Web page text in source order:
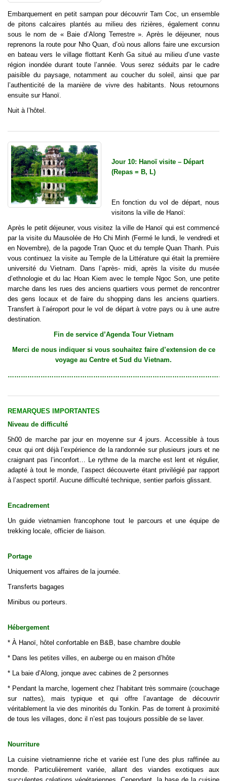
Embarquement en petit sampan pour découvrir Tam Coc, un ensemble
de pitons calcaires plantés au milieu des rizières, également connu
sous le nom de « Baie d’Along Terrestre ». Après le déjeuner, nous
reprenons la route pour Nho Quan, d’où nous allons faire une excursion
en bateau vers le village flottant Kenh Ga situé au milieu d’une vaste
région inondée durant toute l’année. Vous serez séduits par le cadre
paisible du paysage, notamment au coucher du soleil, ainsi que par
l’authenticité de la manière de vivre des habitants. Nous retournons
ensuite sur Hanoï.
Nuit à l’hôtel.
Jour 10: Hanoï visite – Départ
(Repas = B, L)
En fonction du vol de départ, nous
visitons la ville de Hanoï:
Après le petit déjeuner, vous visitez la ville de Hanoï qui est commencé
par la visite du Mausolée de Ho Chi Minh (Fermé le lundi, le vendredi et
en Novembre), de la pagode Tran Quoc et du temple Quan Thanh. Puis
vous continuez la visite au Temple de la Littérature qui était la première
université du Vietnam. Dans l’après- midi, après la visite du musée
d’ethnologie et du lac Hoan Kiem avec le temple Ngoc Son, une petite
marche dans les rues des anciens quartiers vous permet de rencontrer
des gens locaux et de faire du shopping dans les anciens quartiers.
Transfert à l’aéroport pour le vol de départ à votre pays ou à une autre
destination.
Fin de service d’Agenda Tour Vietnam
Merci de nous indiquer si vous souhaitez faire d’extension de ce
voyage au Centre et Sud du Vietnam.
REMARQUES IMPORTANTES
Niveau de difficulté
5h00 de marche par jour en moyenne sur 4 jours. Accessible à tous
ceux qui ont déjà l’expérience de la randonnée sur plusieurs jours et ne
craignant pas l’inconfort… Le rythme de la marche est lent et régulier,
adapté à tout le monde, l’aspect découverte étant privilégié par rapport
à l’aspect sportif. Aucune difficulté technique, sentier parfois glissant.
Encadrement
Un guide vietnamien francophone tout le parcours et une équipe de
trekking locale, officier de liaison.
Portage
Uniquement vos affaires de la journée.
Transferts bagages
Minibus ou porteurs.
Hébergement
* À Hanoï, hôtel confortable en B&B, base chambre double
* Dans les petites villes, en auberge ou en maison d’hôte
* La baie d’Along, jonque avec cabines de 2 personnes
* Pendant la marche, logement chez l’habitant très sommaire (couchage
sur nattes), mais typique et qui offre l’avantage de découvrir
véritablement la vie des minorités du Tonkin. Pas de torrent à proximité
de tous les villages, donc il n’est pas toujours possible de se laver.
Nourriture
La cuisine vietnamienne riche et variée est l’une des plus raffinée au
monde. Particulièrement variée, allant des viandes exotiques aux